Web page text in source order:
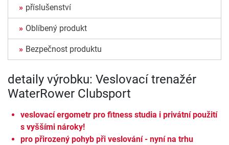
příslušenství
Oblíbený produkt
Bezpečnost produktu
detaily výrobku: Veslovací trenažér
WaterRower Clubsport
veslovací ergometr pro fitness studia i privátní použití
s vyššími nároky!
pro přirozený pohyb při veslování - nyní na trhu